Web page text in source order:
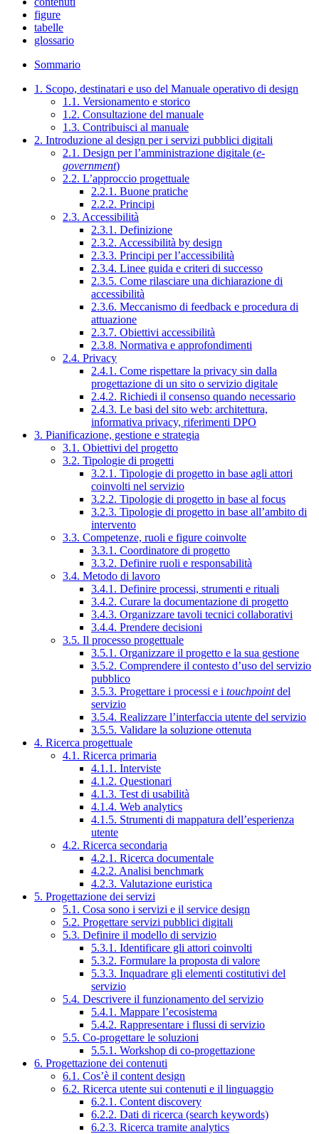
figure
tabelle
glossario
Sommario
1. Scopo, destinatari e uso del Manuale operativo di design
1.1. Versionamento e storico
1.2. Consultazione del manuale
1.3. Contribuisci al manuale
2. Introduzione al design per i servizi pubblici digitali
2.1. Design per l’amministrazione digitale (e-
government)
2.2. L’approccio progettuale
2.2.1. Buone pratiche
2.2.2. Principi
2.3. Accessibilità
2.3.1. Definizione
2.3.2. Accessibilità by design
2.3.3. Principi per l’accessibilità
2.3.4. Linee guida e criteri di successo
2.3.5. Come rilasciare una dichiarazione di
accessibilità
2.3.6. Meccanismo di feedback e procedura di
attuazione
2.3.7. Obiettivi accessibilità
2.3.8. Normativa e approfondimenti
2.4. Privacy
2.4.1. Come rispettare la privacy sin dalla
progettazione di un sito o servizio digitale
2.4.2. Richiedi il consenso quando necessario
2.4.3. Le basi del sito web: architettura,
informativa privacy, riferimenti DPO
3. Pianificazione, gestione e strategia
3.1. Obiettivi del progetto
3.2. Tipologie di progetti
3.2.1. Tipologie di progetto in base agli attori
coinvolti nel servizio
3.2.2. Tipologie di progetto in base al focus
3.2.3. Tipologie di progetto in base all’ambito di
intervento
3.3. Competenze, ruoli e figure coinvolte
3.3.1. Coordinatore di progetto
3.3.2. Definire ruoli e responsabilità
3.4. Metodo di lavoro
3.4.1. Definire processi, strumenti e rituali
3.4.2. Curare la documentazione di progetto
3.4.3. Organizzare tavoli tecnici collaborativi
3.4.4. Prendere decisioni
3.5. Il processo progettuale
3.5.1. Organizzare il progetto e la sua gestione
3.5.2. Comprendere il contesto d’uso del servizio
pubblico
3.5.3. Progettare i processi e i touchpointdel
servizio
3.5.4. Realizzare l’interfaccia utente del servizio
3.5.5. Validare la soluzione ottenuta
4. Ricerca progettuale
4.1. Ricerca primaria
4.1.1. Interviste
4.1.2. Questionari
4.1.3. Test di usabilità
4.1.4. Web analytics
4.1.5. Strumenti di mappatura dell’esperienza
utente
4.2. Ricerca secondaria
4.2.1. Ricerca documentale
4.2.2. Analisi benchmark
4.2.3. Valutazione euristica
5. Progettazione dei servizi
5.1. Cosa sono i servizi e il service design
5.2. Progettare servizi pubblici digitali
5.3. Definire il modello di servizio
5.3.1. Identificare gli attori coinvolti
5.3.2. Formulare la proposta di valore
5.3.3. Inquadrare gli elementi costitutivi del
servizio
5.4. Descrivere il funzionamento del servizio
5.4.1. Mappare l’ecosistema
5.4.2. Rappresentare i flussi di servizio
5.5. Co-progettare le soluzioni
5.5.1. Workshop di co-progettazione
6. Progettazione dei contenuti
6.1. Cos’è il content design
6.2. Ricerca utente sui contenuti e il linguaggio
6.2.1. Content discovery
6.2.2. Dati di ricerca (search keywords)
6.2.3. Ricerca tramite analytics